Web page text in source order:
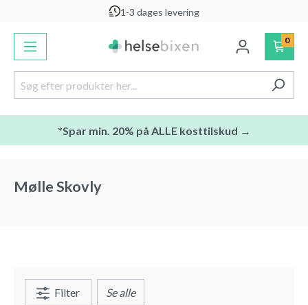
1-3 dages levering
0
*Spar min. 20% på ALLE kosttilskud →
Mølle Skovly
Filter Se alle